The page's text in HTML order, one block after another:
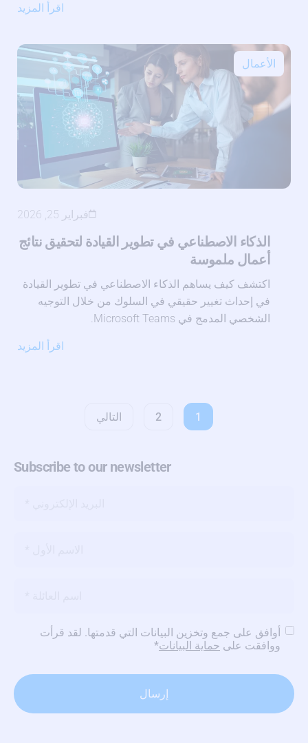
اقرأ المزيد
الأعمال
فبراير 25, 2026
الذكاء الاصطناعي في تطوير القيادة لتحقيق نتائج
أعمال ملموسة
اكتشف كيف يساهم الذكاء الاصطناعي في تطوير القيادة
في إحداث تغيير حقيقي في السلوك من خلال التوجيه
الشخصي المدمج في Microsoft Teams.
اقرأ المزيد
1
2 التالي
Subscribe to our newsletter
سياسة
الخصوصية*
أوافق على جمع وتخزين البيانات التي قدمتها. لقد قرأت
ووافقت على حماية البيانات*